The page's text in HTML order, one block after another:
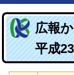
広報
平成